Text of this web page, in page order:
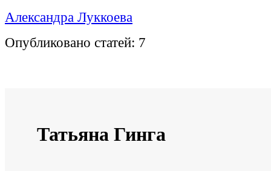
Александра Луккоева
Опубликовано статей: 7
Татьяна Гинга